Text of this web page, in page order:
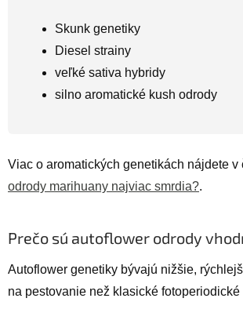
Skunk genetiky
Diesel strainy
veľké sativa hybridy
silno aromatické kush odrody
Viac o aromatických genetikách nájdete v
odrody marihuany najviac smrdia?.
Prečo sú autoflower odrody
Autoflower genetiky bývajú nižšie,
na pestovanie než klasické fotoperiodické